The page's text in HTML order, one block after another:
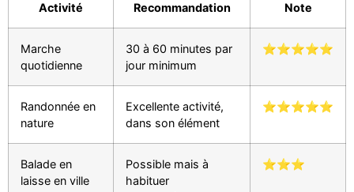
Activité Recommandation Note
Marche
quotidienne
30 à 60 minutes par
jour minimum
⭐⭐⭐⭐⭐
Randonnée en
nature
Excellente activité,
dans son élément
⭐⭐⭐⭐⭐
Balade en
laisse en ville
Possible mais à
habituer
⭐⭐⭐